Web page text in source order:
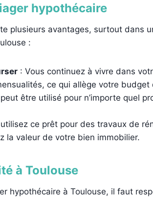
hypothécaire
plusieurs avantages, surtout dans
:
: Vous continuez à vivre dans
ce qui allège votre budget
être utilisé pour n’importe quel
ce prêt pour des travaux de
la valeur de votre bien immobilier.
à Toulouse
hypothécaire à Toulouse, il faut